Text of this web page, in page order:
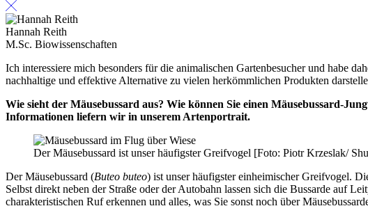
Hannah Reith
M.Sc. Biowissenschaften
Ich interessiere mich besonders für die animalischen Gartenbesucher und habe
nachhaltige und effektive Alternative zu vielen herkömmlichen Produkten
Wie sieht der Mäusebussard aus? Wie können Sie einen Mäusebussard-
Informationen liefern wir in unserem Artenportrait.
Der Mäusebussard ist unser häufigster Greifvogel [Foto: Piotr Krzeslak/
Der Mäusebussard (Buteo buteo) ist unser häufigster einheimischer Greifvogel.
Selbst direkt neben der Straße oder der Autobahn lassen sich die Bussarde auf
charakteristischen Ruf erkennen und alles, was Sie sonst noch über